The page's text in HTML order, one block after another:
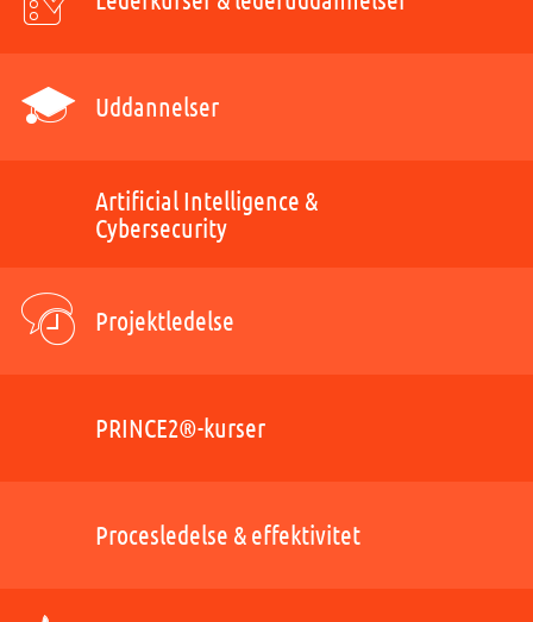
Uddannelser
Artificial Intelligence &
Cybersecurity
Projektledelse
PRINCE2®-kurser
Procesledelse & effektivitet